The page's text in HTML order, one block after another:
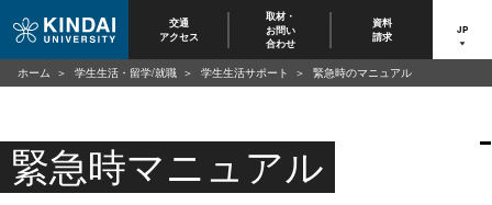
交通
アクセス
取材・
お問い
合わせ
資料
請求
JP
緊急時マニュアル
ホーム 学生生活・留学/就職 学生生活サポート 緊急時のマニュアル